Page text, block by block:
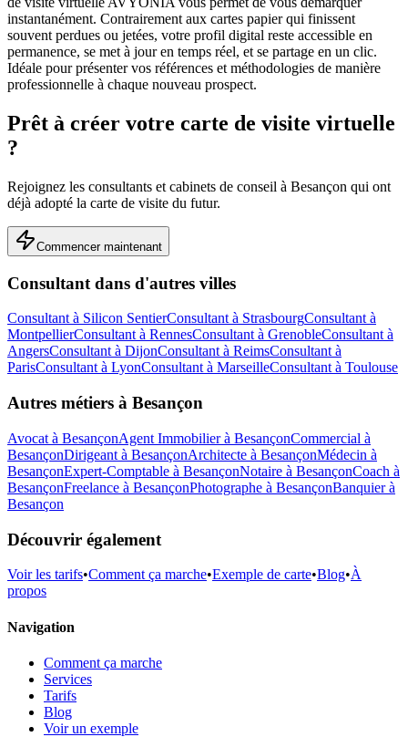
instantanément. Contrairement aux cartes papier qui finissent
souvent perdues ou jetées, votre profil digital reste accessible en
permanence, se met à jour en temps réel, et se partage en un clic.
Idéale pour présenter vos références et méthodologies de manière
professionnelle à chaque nouveau prospect.
Prêt à créer votre carte de visite virtuelle
?
Rejoignez les consultants et cabinets de conseil à Besançon qui ont
déjà adopté la carte de visite du futur.
Commencer maintenant
Consultant dans d'autres villes
Consultantà Silicon SentierConsultantà StrasbourgConsultantà
MontpellierConsultantà RennesConsultantà GrenobleConsultantà
AngersConsultantà DijonConsultantà ReimsConsultantà
ParisConsultantà LyonConsultantà MarseilleConsultantà Toulouse
Autres métiers à Besançon
Avocat à BesançonAgent Immobilierà BesançonCommercial à
BesançonDirigeant à BesançonArchitecte à BesançonMédecin à
BesançonExpert-Comptable à BesançonNotaire à BesançonCoach à
BesançonFreelance à BesançonPhotographe à BesançonBanquierà
Besançon
Découvrir également
Voir les tarifs•Comment ça marche•Exemple de carte•Blog•À
propos
Navigation
Comment ça marche
Services
Tarifs
Blog
Voir un exemple